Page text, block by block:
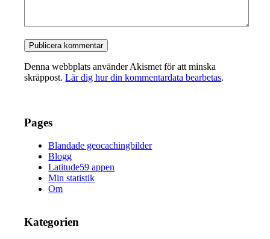
Denna webbplats använder Akismet för att minska
skräppost.Lär dig hur din kommentardata bearbetas.
Pages
Blandade geocachingbilder
Blogg
Latitude59 appen
Min statistik
Om
Kategorien